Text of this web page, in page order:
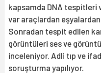
kapsamda DNA tespitleri
var araçlardan
Sonradan tespit edilen
görüntüleri ses ve
inceleniyor. Adli tıp ve
soruşturma yapılıyor.